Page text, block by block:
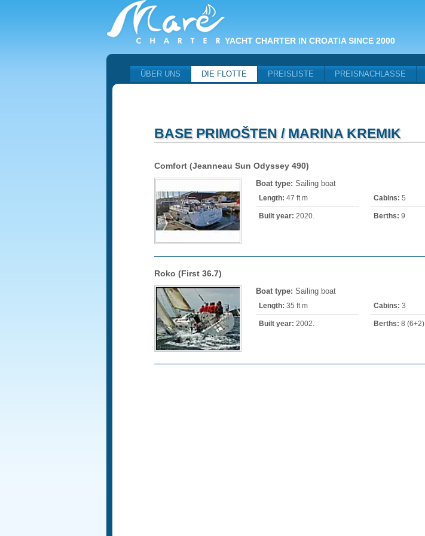
YACHT CHARTER IN CROATIA SINCE 2000
ÜBER UNS DIE FLOTTE PREISLISTE PREISNACHLASSE
BASE PRIMOŠTEN / MARINA KREMIK
Comfort (Jeanneau Sun Odyssey 490)
Boat type: Sailing boat
Length: 47 ft m
Built year: 2020.
Cabins: 5
Berths: 9
Roko (First 36.7)
Boat type: Sailing boat
Length: 35 ft m
Built year: 2002.
Cabins: 3
Berths: 8 (6+2)